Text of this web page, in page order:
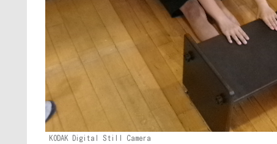
KODAK Digital Still Camera